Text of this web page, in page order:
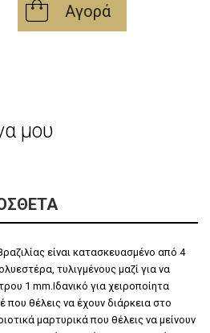
Αγορά
μου
είναι κατασκευασμένο από 4
τυλιγμένoυς μαζί για να
1 mm.Ιδανικό για χειροποίητα
θέλεις να έχουν διάρκεια στο
μαρτυρικά που θέλεις να μείνουν